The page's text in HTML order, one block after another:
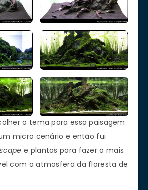
o tema para essa paisagem
micro cenário e então fui
e plantas para fazer o mais
com a atmosfera da floresta de